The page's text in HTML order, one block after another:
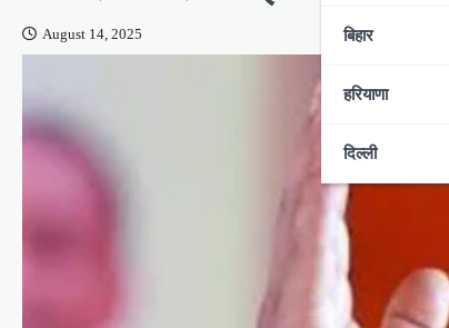
बिहार
हरियाणा
दिल्ली
August 14, 2025